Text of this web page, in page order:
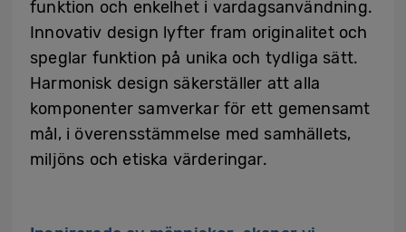
funktion och enkelhet i vardagsanvändning.
Innovativ design lyfter fram originalitet och
speglar funktion på unika och tydliga sätt.
Harmonisk design säkerställer att alla
komponenter samverkar för ett gemensamt
mål, i överensstämmelse med samhällets,
miljöns och etiska värderingar.